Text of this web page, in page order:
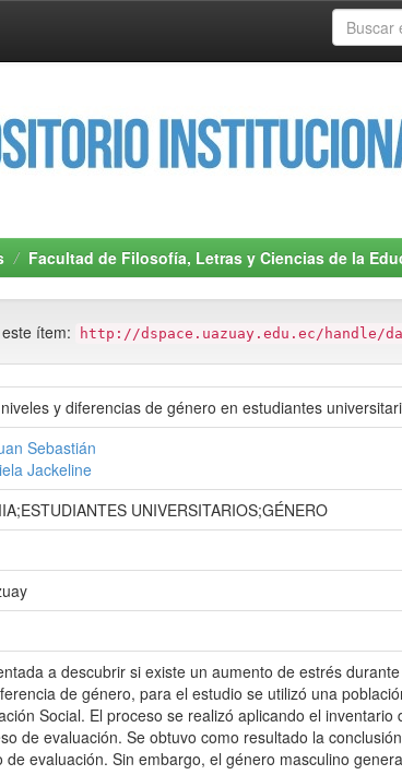
Facultad de Filosofía, Letras y Ciencias de la
ítem: http://dspace.uazuay.edu.ec/handle/
y diferencias de género en estudiantes
Sebastián
Jackeline
UNIVERSITARIOS;GÉNERO
a descubrir si existe un aumento de estrés
de género, para el estudio se utilizó una
Social. El proceso se realizó aplicando el
de evaluación. Se obtuvo como resultado la
de evaluación. Sin embargo, el género masculino